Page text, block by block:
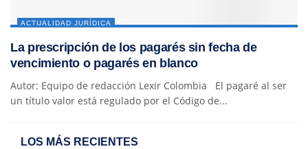
ACTUALIDAD JURÍDICA
La prescripción de los pagarés sin fecha de
vencimiento o pagarés en blanco
Autor: Equipo de redacción Lexir Colombia El pagaré al ser
un título valor está regulado por el Código de...
LOS MÁS RECIENTES